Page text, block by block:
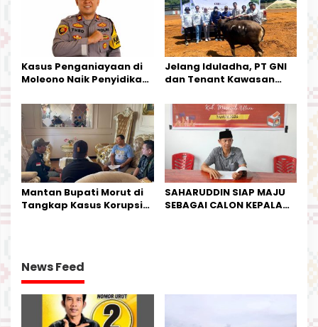
Kasus Penganiayaan di
Moleono Naik Penyidikan,
Kesempatan Terakhir
Jelang Iduladha, PT GNI
dan Tenant Kawasan
Kurban
Mantan Bupati Morut di
Tangkap Kasus Korupsi
SAHARUDDIN SIAP MAJU
SEBAGAI CALON KEPALA
News Feed